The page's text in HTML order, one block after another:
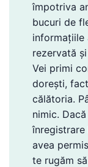
împotriva
bucuri de
informațiile
rezervată
Vei primi
dorești,
călătoria.
nimic.
avea
te rugăm